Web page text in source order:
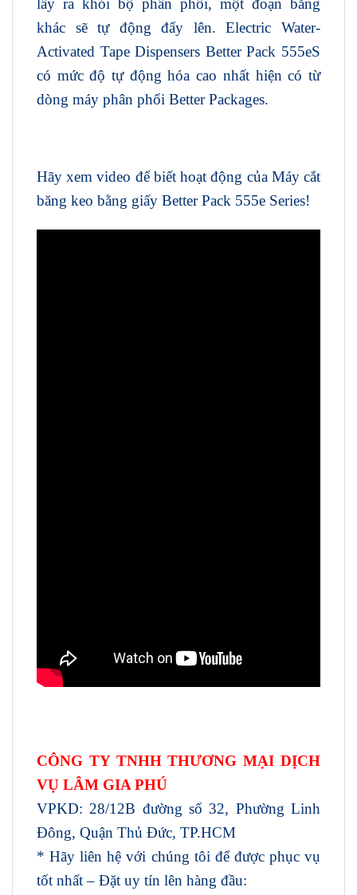
lấy ra khỏi bộ phân phối, một đoạn băng
khác sẽ tự động đẩy lên. Electric Water-
Activated Tape Dispensers Better Pack 555eS
có mức độ tự động hóa cao nhất hiện có từ
dòng máy phân phối Better Packages.
Hãy xem video để biết hoạt động của Máy cắt
băng keo bằng giấy Better Pack 555e Series!
CÔNG TY TNHH THƯƠNG MẠI DỊCH
VỤ LÂM GIA PHÚ
VPKD: 28/12B đường số 32, Phường Linh
Đông, Quận Thủ Đức, TP.HCM
* Hãy liên hệ với chúng tôi để được phục vụ
tốt nhất – Đặt uy tín lên hàng đầu: